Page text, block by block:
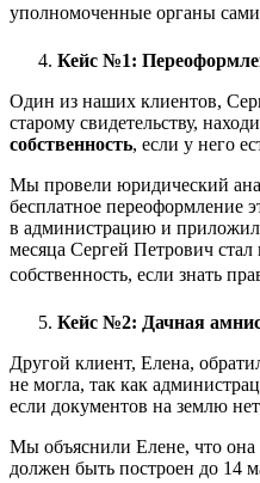
уполномоченные органы сами
Кейс №1:
Один из наших клиентов,
старому свидетельству,
собственность, если у него
Мы провели юридический
бесплатное переоформление
в администрацию и
месяца Сергей Петрович
собственность, если знать
Кейс №2: Дачная
Другой клиент, Елена,
не могла, так как
если документов на землю
Мы объяснили Елене, что она
должен быть построен до 14